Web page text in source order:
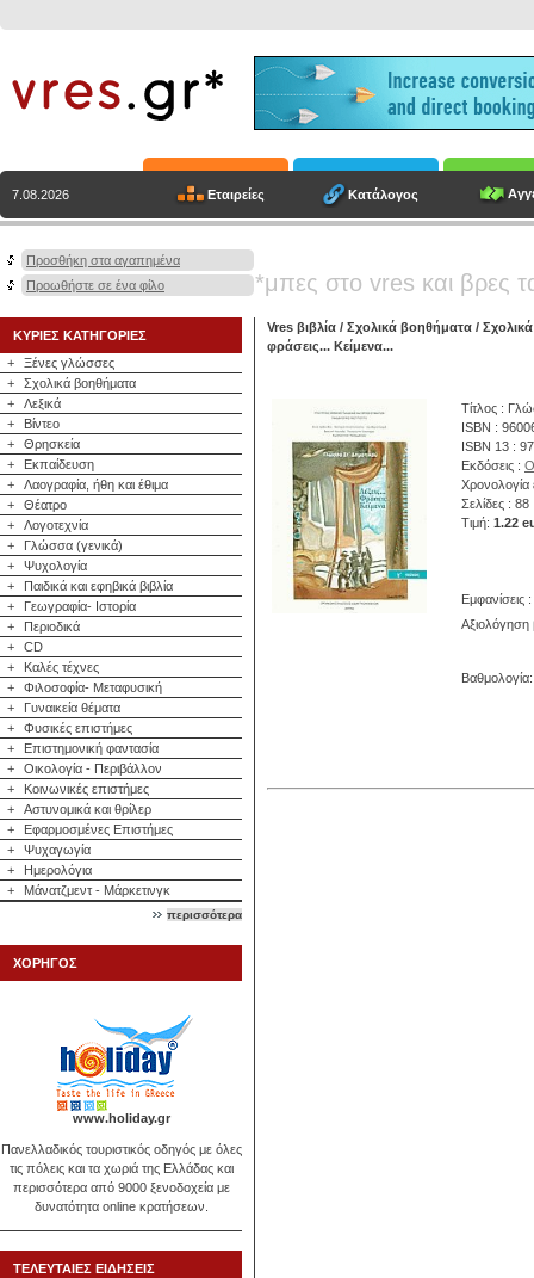
7.08.2026 Εταιρείες Κατάλογος
Προσθήκη στα αγαπημένα
Προωθήστε σε ένα φίλο
*μπες στο vres και βρες
ΚΥΡΙΕΣ ΚΑΤΗΓΟΡΙΕΣ
+
Ξένες γλώσσες
+
Σχολικά βοηθήματα
+
Λεξικά
+
Βίντεο
+
Θρησκεία
+
Εκπαίδευση
+
Λαογραφία, ήθη και έθιμα
+
Θέατρο
+
Λογοτεχνία
+
Γλώσσα (γενικά)
+
Ψυχολογία
+
Παιδικά και εφηβικά βιβλία
+
Γεωγραφία- Ιστορία
+
Περιοδικά
+
CD
+
Καλές τέχνες
+
Φιλοσοφία- Μεταφυσική
+
Γυναικεία θέματα
+
Φυσικές επιστήμες
+
Επιστημονική φαντασία
+
Οικολογία - Περιβάλλον
+
Κοινωνικές επιστήμες
+
Αστυνομικά και θρίλερ
+
Εφαρμοσμένες Επιστήμες
+
Ψυχαγωγία
+
Ημερολόγια
+
Μάνατζμεντ - Μάρκετινγκ
περισσότερα
ΧΟΡΗΓΟΣ
www.holiday.gr
Πανελλαδικός τουριστικός οδηγός με όλες
τις πόλεις και τα χωριά της Ελλάδας και
περισσότερα από 9000 ξενοδοχεία με
δυνατότητα online κρατήσεων.
ΤΕΛΕΥΤΑΙΕΣ ΕΙΔΗΣΕΙΣ
Vres βιβλία / Σχολικά βοηθήματα /
φράσεις... Κείμενα...
Τίτλος :
ISBN :
ISBN 13 :
Εκδόσεις :
Σελίδες : 88
Τιμή: 1.22
Εμφανίσεις
Αξιολόγηση